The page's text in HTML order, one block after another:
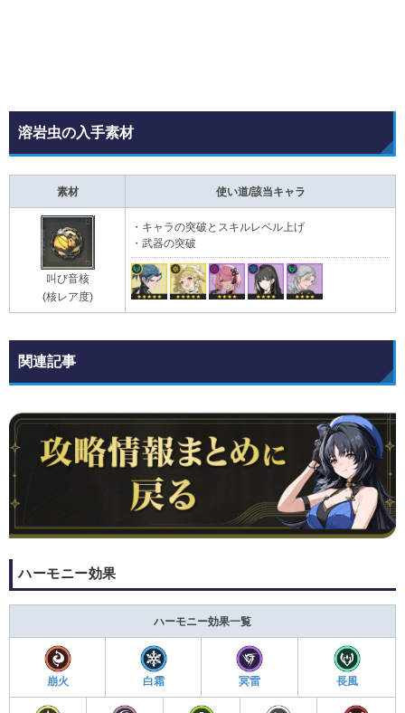
溶岩虫の入手素材
素材 使い道/該当キャラ
叫び音核
(核レア度)
・キャラの突破とスキルレベル上げ
・武器の突破
関連記事
ハーモニー効果
ハーモニー効果一覧
崩火 白霜 冥雷 長風